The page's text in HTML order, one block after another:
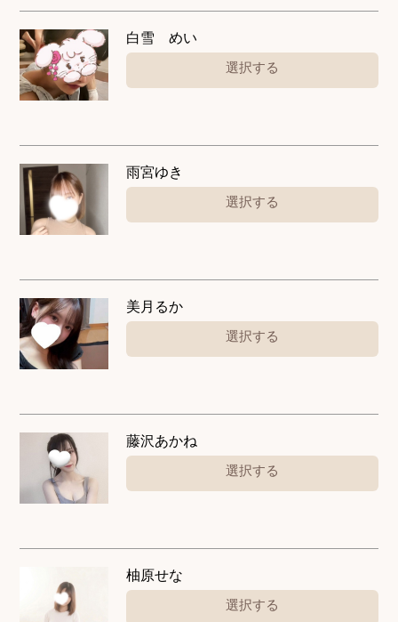
白雪 めい
選択する
雨宮ゆき
選択する
美月るか
選択する
藤沢あかね
選択する
柚原せな
選択する